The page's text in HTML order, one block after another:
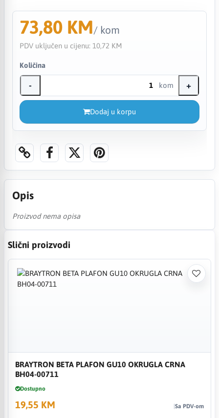
73,80 KM/ kom
PDV uključen u cijenu: 10,72 KM
Količina
- kom +
Dodaj u korpu
Opis
Proizvod nema opisa
Slični proizvodi
BRAYTRON BETA PLAFON GU10 OKRUGLA CRNA
BH04-00711
Dostupno
19,55 KM Sa PDV-om